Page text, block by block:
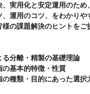
実用化と安定運用のため
運用のコツ、をわかりや
の課題解決のヒントをご
分離・精製の基礎理論
基本的特徴・性質
種類・目的にあった選択